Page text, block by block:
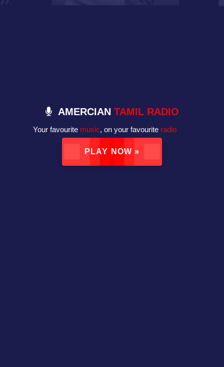
AMERCIAN TAMIL RADIO
Your favourite music, on your favourite radio
PLAY NOW »